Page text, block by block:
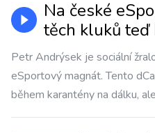
Na české
těch kluků
Petr Andrýsek je sociální
eSportový magnát. Tento
během karantény na dálku,